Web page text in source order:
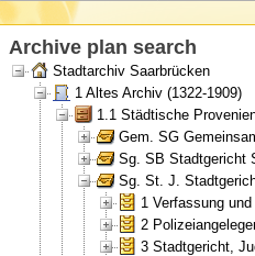
Archive plan search
Stadtarchiv Saarbrücken
1 Altes Archiv (1322-1909)
1.1 Städtische
Gem. SG
Sg. SB Stadtgericht
Sg. St. J.
1 Verfassung
2
3 Stadtgericht,